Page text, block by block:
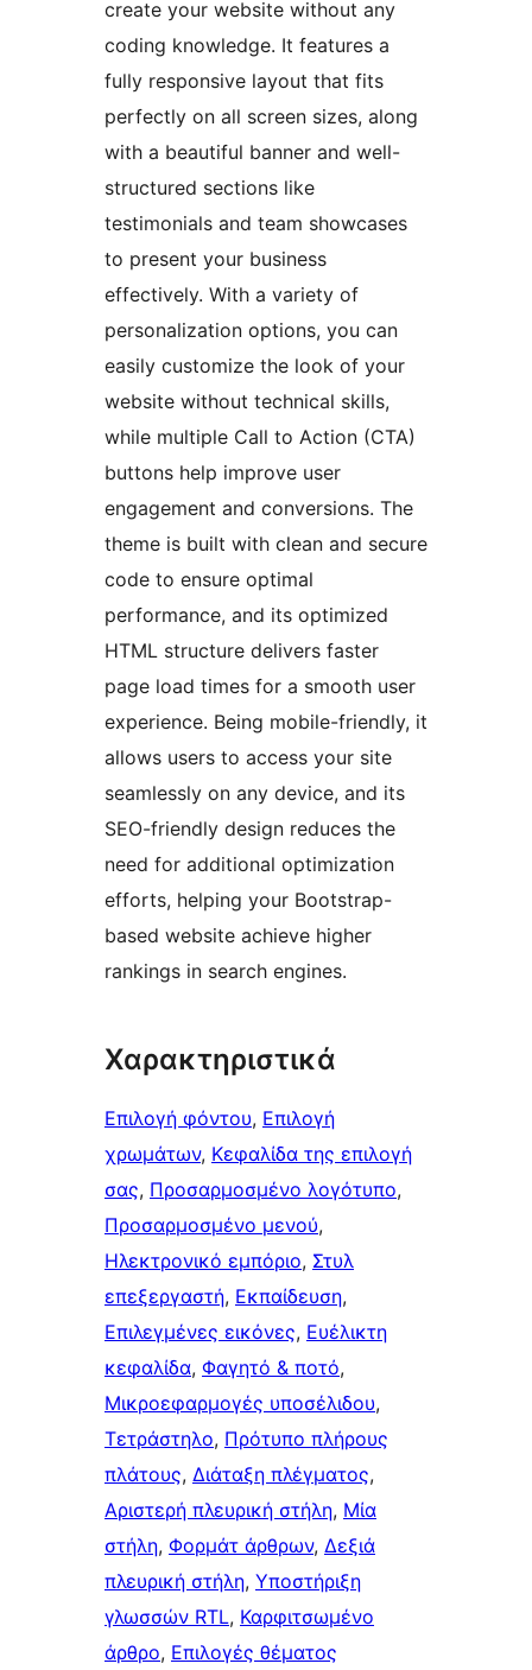
create your website without any
coding knowledge. It features a
fully responsive layout that fits
perfectly on all screen sizes, along
with a beautiful banner and well-
structured sections like
testimonials and team showcases
to present your business
effectively. With a variety of
personalization options, you can
easily customize the look of your
website without technical skills,
while multiple Call to Action (CTA)
buttons help improve user
engagement and conversions. The
theme is built with clean and secure
code to ensure optimal
performance, and its optimized
HTML structure delivers faster
page load times for a smooth user
experience. Being mobile-friendly, it
allows users to access your site
seamlessly on any device, and its
SEO-friendly design reduces the
need for additional optimization
efforts, helping your Bootstrap-
based website achieve higher
rankings in search engines.
Χαρακτηριστικά
Επιλογή φόντου, Επιλογή
χρωμάτων, Κεφαλίδα της επιλογή
σας, Προσαρμοσμένο λογότυπο
Προσαρμοσμένο μενού
Ηλεκτρονικό εμπόριο, Στυλ
επεξεργαστή, Εκπαίδευση
Επιλεγμένες εικόνες, Ευέλικτη
κεφαλίδα, Φαγητό & ποτό
Μικροεφαρμογές υποσέλιδου
Τετράστηλο, Πρότυπο πλήρους
πλάτους, Διάταξη πλέγματος
Αριστερή πλευρική στήλη, Μία
στήλη, Φορμάτ άρθρων, Δεξιά
πλευρική στήλη, Υποστήριξη
γλωσσών RTL, Καρφιτσωμένo
άρθρo, Επιλογές θέματος